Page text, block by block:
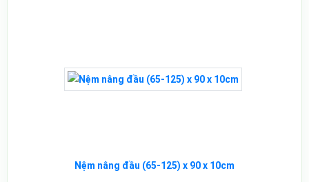
Nệm nâng đầu (65-125) x 90 x 10cm